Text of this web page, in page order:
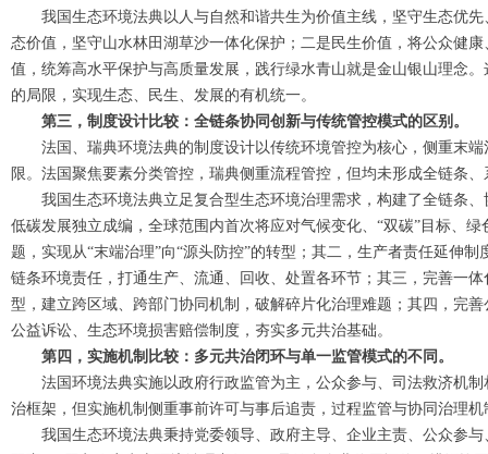
我国生态环境法典以人与自然和谐共生为价值主线，坚守生态优
态价值，坚守山水林田湖草沙一体化保护；二是民生价值，将公众健
值，统筹高水平保护与高质量发展，践行绿水青山就是金山银山理念
的局限，实现生态、民生、发展的有机统一。
第三，制度设计比较：全链条协同创新与传统管控模式的区别。
法国、瑞典环境法典的制度设计以传统环境管控为核心，侧重末
限。法国聚焦要素分类管控，瑞典侧重流程管控，但均未形成全链条
我国生态环境法典立足复合型生态环境治理需求，构建了全链条
低碳发展独立成编，全球范围内首次将应对气候变化、“双碳”目标、
题，实现从“末端治理”向“源头防控”的转型；其二，生产者责任延伸
链条环境责任，打通生产、流通、回收、处置各环节；其三，完善一
型，建立跨区域、跨部门协同机制，破解碎片化治理难题；其四，完
公益诉讼、生态环境损害赔偿制度，夯实多元共治基础。
第四，实施机制比较：多元共治闭环与单一监管模式的不同。
法国环境法典实施以政府行政监管为主，公众参与、司法救济机
治框架，但实施机制侧重事前许可与事后追责，过程监管与协同治理
我国生态环境法典秉持党委领导、政府主导、企业主责、公众参